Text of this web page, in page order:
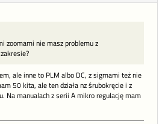
zoomami nie masz problemu z
ale inne to PLM albo DC, z sigmami też nie
50 kita, ale ten działa nz śrubokręcie i z
Na manualach z serii A mikro regulację mam